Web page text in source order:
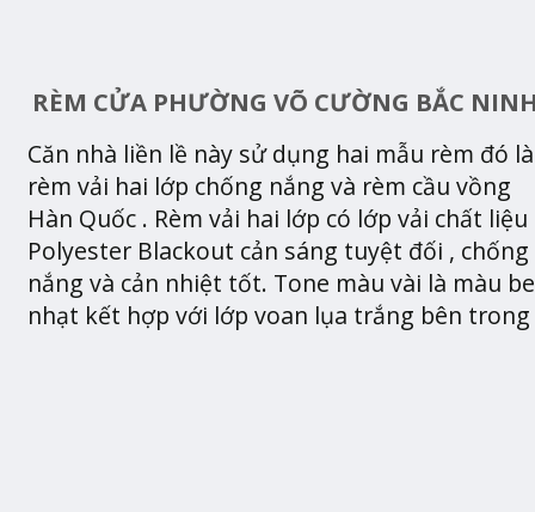
RÈM CỬA PHƯỜNG VÕ CƯỜNG BẮC
Căn nhà liền lề này sử dụng hai mẫu rèm đó là
rèm vải hai lớp chống nắng và rèm cầu vồng
Hàn Quốc . Rèm vải hai lớp có lớp vải chất liệu
Polyester Blackout cản sáng tuyệt đối , chống
nắng và cản nhiệt tốt. Tone màu vài là màu be
nhạt kết hợp với lớp voan lụa trắng bên trong